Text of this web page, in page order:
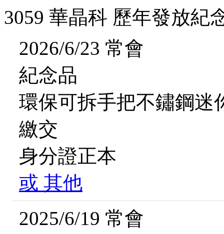
3059 華晶科 歷年發放紀
2026/6/23 常會
紀念品
環保可拆手把不鏽鋼迷
繳交
身分證正本
或 其他
2025/6/19 常會